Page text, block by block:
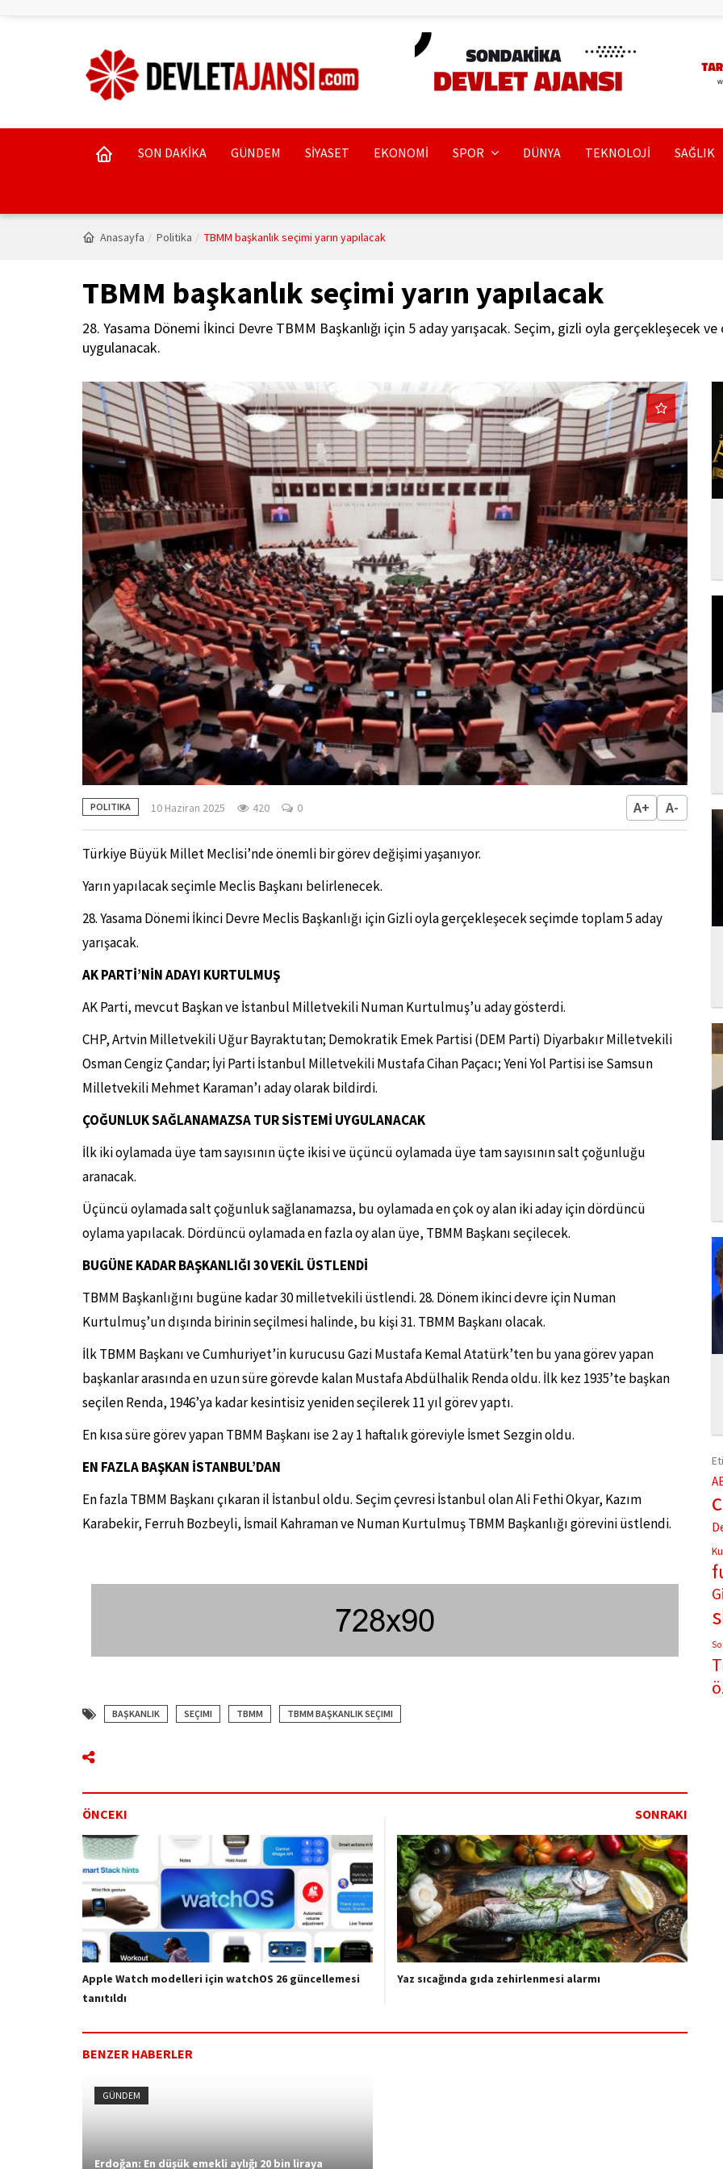
SON DAKİKA GÜNDEM SİYASET EKONOMİ SPOR DÜNYA TEKNOLOJİ SAĞLIK
Anasayfa Politika TBMM başkanlık seçimi yarın yapılacak
TBMM başkanlık seçimi yarın yapılacak
28. Yasama Dönemi İkinci Devre TBMM Başkanlığı için 5 aday yarışacak. Seçim, gizli oyla gerçekleşecek
uygulanacak.
POLITIKA 10 Haziran 2025 420 0 A+ A-
Türkiye Büyük Millet Meclisi’nde önemli bir görev değişimi yaşanıyor.
Yarın yapılacak seçimle Meclis Başkanı belirlenecek.
28. Yasama Dönemi İkinci Devre Meclis Başkanlığı için Gizli oyla gerçekleşecek seçimde toplam 5 aday
yarışacak.
AK PARTİ’NİN ADAYI KURTULMUŞ
AK Parti, mevcut Başkan ve İstanbul Milletvekili Numan Kurtulmuş’u aday gösterdi.
CHP, Artvin Milletvekili Uğur Bayraktutan; Demokratik Emek Partisi (DEM Parti) Diyarbakır Milletvekili
Osman Cengiz Çandar; İyi Parti İstanbul Milletvekili Mustafa Cihan Paçacı; Yeni Yol Partisi ise Samsun
Milletvekili Mehmet Karaman’ı aday olarak bildirdi.
ÇOĞUNLUK SAĞLANAMAZSA TUR SİSTEMİ UYGULANACAK
İlk iki oylamada üye tam sayısının üçte ikisi ve üçüncü oylamada üye tam sayısının salt çoğunluğu
aranacak.
Üçüncü oylamada salt çoğunluk sağlanamazsa, bu oylamada en çok oy alan iki aday için dördüncü
oylama yapılacak. Dördüncü oylamada en fazla oy alan üye, TBMM Başkanı seçilecek.
BUGÜNE KADAR BAŞKANLIĞI 30 VEKİL ÜSTLENDİ
TBMM Başkanlığını bugüne kadar 30 milletvekili üstlendi. 28. Dönem ikinci devre için Numan
Kurtulmuş’un dışında birinin seçilmesi halinde, bu kişi 31. TBMM Başkanı olacak.
İlk TBMM Başkanı ve Cumhuriyet’in kurucusu Gazi Mustafa Kemal Atatürk’ten bu yana görev yapan
başkanlar arasında en uzun süre görevde kalan Mustafa Abdülhalik Renda oldu. İlk kez 1935’te başkan
seçilen Renda, 1946’ya kadar kesintisiz yeniden seçilerek 11 yıl görev yaptı.
En kısa süre görev yapan TBMM Başkanı ise 2 ay 1 haftalık göreviyle İsmet Sezgin oldu.
EN FAZLA BAŞKAN İSTANBUL’DAN
En fazla TBMM Başkanı çıkaran il İstanbul oldu. Seçim çevresi İstanbul olan Ali Fethi Okyar, Kazım
Karabekir, Ferruh Bozbeyli, İsmail Kahraman ve Numan Kurtulmuş TBMM Başkanlığı görevini üstlendi.
BAŞKANLIK SEÇIMI TBMM TBMM BAŞKANLIK SEÇIMI
ÖNCEKI SONRAKI
Apple Watch modelleri için watchOS 26 güncellemesi
tanıtıldı
Yaz sıcağında gıda zehirlenmesi alarmı
BENZER HABERLER
GÜNDEM
Erdoğan: En düşük emekli aylığı 20 bin liraya